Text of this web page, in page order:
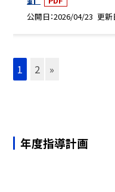
公開日 2026/04/23 更新
1 2 »
年度指導計画